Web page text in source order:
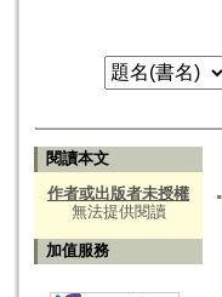
閱讀本文
作者或出版者未授權
無法提供閱讀
加值服務